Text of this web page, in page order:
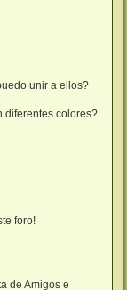
unir a ellos?
diferentes colores?
foro!
de Amigos e